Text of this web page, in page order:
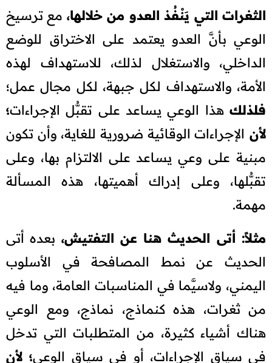
الثغرات التي يَنْفُذ العدو من خلالها،مع ترسيخ
الوعي بأنَّ العدو يعتمد على الاختراق للوضع
الداخلي، والاستغلال لذلك، للاستهداف لهذه
الأمة، والاستهداف لكل جبهة، لكل مجال عمل؛
فلذلكهذا الوعي يساعد على تقبُّل الإجراءات؛
لأن الإجراءات الوقائية ضرورية للغاية، وأن تكون
مبنية على وعي يساعد على الالتزام بها، وعلى
تقبُّلها، وعلى إدراك أهميتها، هذه المسألة
مهمة.
مثلاً: أتى الحديث هنا عن التفتيش،بعده أتى
الحديث عن نمط المصافحة في الأسلوب
اليمني، ولاسيَّما في المناسبات العامة، وما فيه
من ثغرات، هذه كنماذج، نماذج، ومع الوعي
هناك أشياء كثيرة، من المتطلبات التي تدخل
في سياق الإجراءات، أو في سياق الوعي؛ لأن